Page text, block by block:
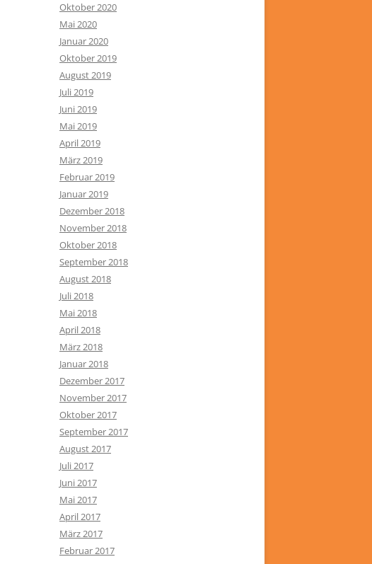
Oktober 2020
Mai 2020
Januar 2020
Oktober 2019
August 2019
Juli 2019
Juni 2019
Mai 2019
April 2019
März 2019
Februar 2019
Januar 2019
Dezember 2018
November 2018
Oktober 2018
September 2018
August 2018
Juli 2018
Mai 2018
April 2018
März 2018
Januar 2018
Dezember 2017
November 2017
Oktober 2017
September 2017
August 2017
Juli 2017
Juni 2017
Mai 2017
April 2017
März 2017
Februar 2017